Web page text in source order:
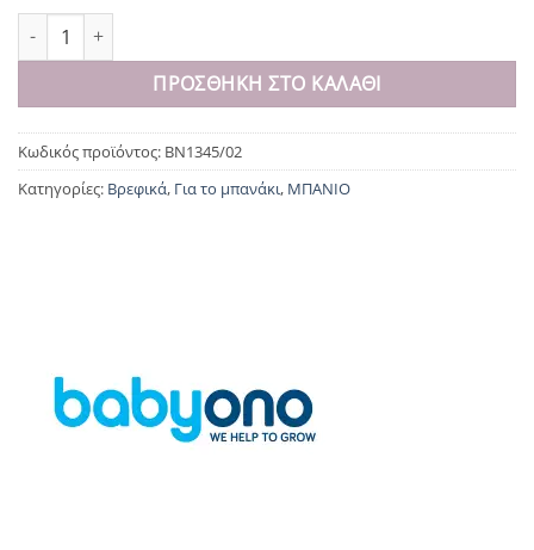
Αντιολισθητικό χαλάκι μπάνιου Λευκό 55x35 cm ποσότητα
ΠΡΟΣΘΉΚΗ ΣΤΟ ΚΑΛΆΘΙ
Κωδικός προϊόντος: BN1345/02
Κατηγορίες: Βρεφικά, Για το μπανάκι, ΜΠΑΝΙΟ